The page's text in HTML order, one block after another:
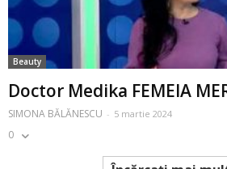
Beauty
Doctor Medika FEMEIA
SIMONA BĂLĂNESCU - 5 martie 2024
0